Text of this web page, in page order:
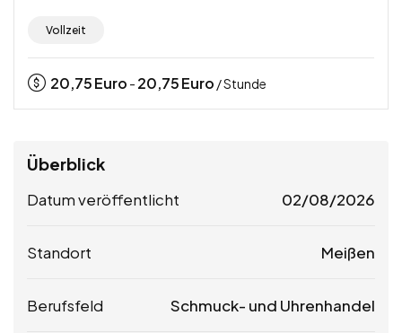
Vollzeit
20,75Euro - 20,75Euro / Stunde
Überblick
Datum veröffentlicht 02/08/2026
Standort Meißen
Berufsfeld Schmuck- und Uhrenhandel